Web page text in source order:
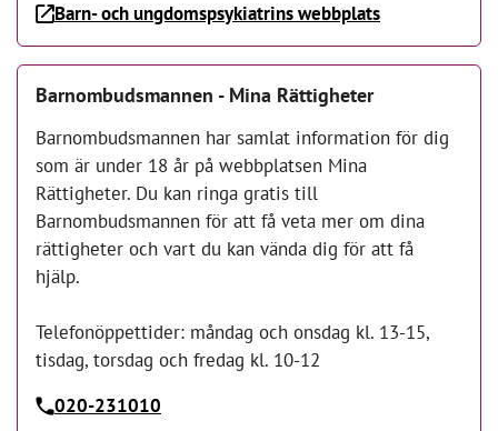
Barn- och ungdomspsykiatrins webbplats
Barnombudsmannen - Mina Rättigheter
Barnombudsmannen har samlat information för dig
som är under 18 år på webbplatsen Mina
Rättigheter. Du kan ringa gratis till
Barnombudsmannen för att få veta mer om dina
rättigheter och vart du kan vända dig för att få
hjälp.
Telefonöppettider: måndag och onsdag kl. 13-15,
tisdag, torsdag och fredag kl. 10-12
020-231010